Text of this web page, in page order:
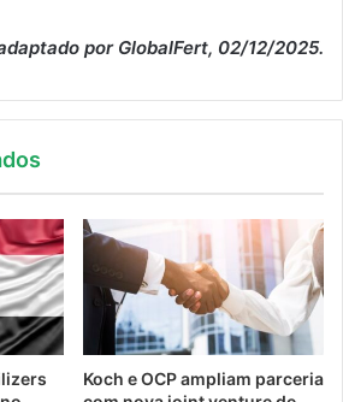
por GlobalFert, 02/12/2025.
Koch e OCP ampliam parceria